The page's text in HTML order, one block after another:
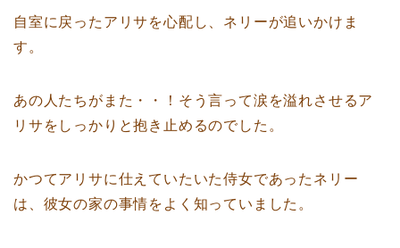
自室に戻ったアリサを心配し、ネリーが追いかけま
す。
あの人たちがまた・・！そう言って涙を溢れさせるア
リサをしっかりと抱き止めるのでした。
かつてアリサに仕えていたいた侍女であったネリー
は、彼女の家の事情をよく知っていました。